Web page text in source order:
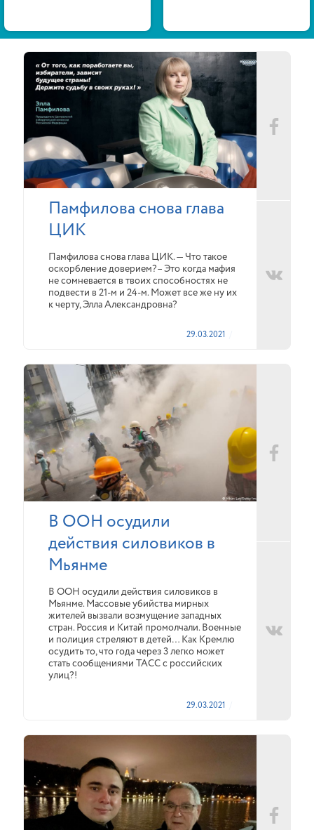
Памфилова снова глава
ЦИК
Памфилова снова глава ЦИК. — Что такое
оскорбление доверием?– Это когда мафия
не сомневается в твоих способностях не
подвести в 21-м и 24-м. Может все же ну их
к черту, Элла Александровна?
29.03.2021
В ООН осудили
действия силовиков в
Мьянме
В ООН осудили действия силовиков в
Мьянме. Массовые убийства мирных
жителей вызвали возмущение западных
стран. Россия и Китай промолчали. Военные
и полиция стреляют в детей… Как Кремлю
осудить то, что года через 3 легко может
стать сообщениями ТАСС с российских
улиц?!
29.03.2021